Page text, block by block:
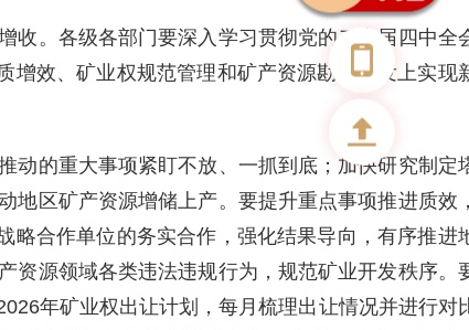
收。各级各部门要深入学习贯彻党的二十届四中全
增效、矿业权规范管理和矿产资源勘查开发上实现
动的重大事项紧盯不放、一抓到底；加快研究制定
地区矿产资源增储上产。要提升重点事项推进质效
略合作单位的务实合作，强化结果导向，有序推进
资源领域各类违法违规行为，规范矿业开发秩序。
年矿业权出让计划，每月梳理出让情况并进行对